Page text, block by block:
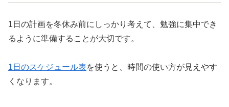
1日の計画を冬休み前にしっかり考えて、勉強に集中でき
るように準備することが大切です。
1日のスケジュール表を使うと、時間の使い方が見えやす
くなります。